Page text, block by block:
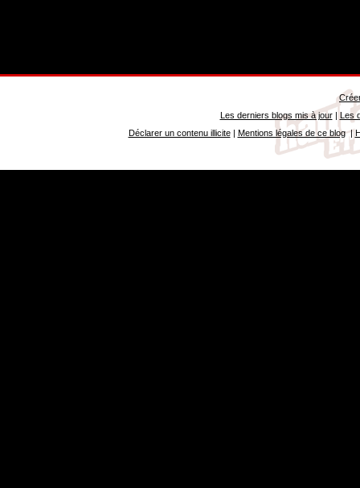
Les derniers blogs mis à jour| Les
Déclarer un contenu illicite| Mentions légales de ce blog|